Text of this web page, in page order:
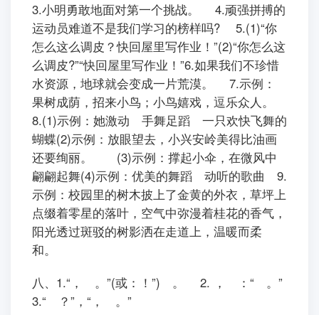
3.小明勇敢地面对第一个挑战。 4.顽强拼搏的
运动员难道不是我们学习的榜样吗? 5.(1)“你
怎么这么调皮？快回屋里写作业！”(2)“你怎么这
么调皮?”“快回屋里写作业！”6.如果我们不珍惜
水资源，地球就会变成一片荒漠。 7.示例：
果树成荫，招来小鸟；小鸟嬉戏，逗乐众人。
8.(1)示例：她激动 手舞足蹈 一只欢快飞舞的
蝴蝶(2)示例：放眼望去，小兴安岭美得比油画
还要绚丽。 (3)示例：撑起小伞，在微风中
翩翩起舞(4)示例：优美的舞蹈 动听的歌曲 9.
示例：校园里的树木披上了金黄的外衣，草坪上
点缀着零星的落叶，空气中弥漫着桂花的香气，
阳光透过斑驳的树影洒在走道上，温暖而柔
和。
八、1.“， 。”(或：！”) 。 2. ， ：“ 。”
3.“ ？”，“， 。”